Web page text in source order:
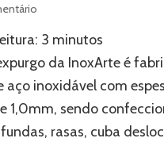
com
expurgo
em
SP:
onde
3 minutos
da InoxArte é
aço inoxidável com
1,0mm, sendo
rasas, cuba